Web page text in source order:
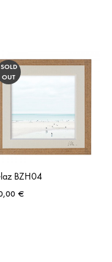
SOLD
OUT
BZH04
€